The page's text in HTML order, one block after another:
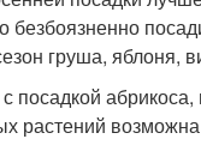
безбоязненно
груша, яблоня,
посадкой
растений